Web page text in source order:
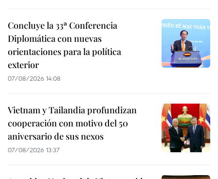
Concluye la 33ª Conferencia
Diplomática con nuevas
orientaciones para la política
exterior
07/08/2026 14:08
Vietnam y Tailandia profundizan
cooperación con motivo del 50
aniversario de sus nexos
07/08/2026 13:37